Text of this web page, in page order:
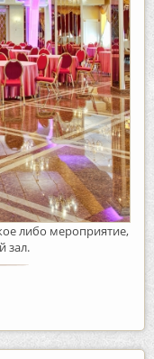
либо мероприятие,
зал.